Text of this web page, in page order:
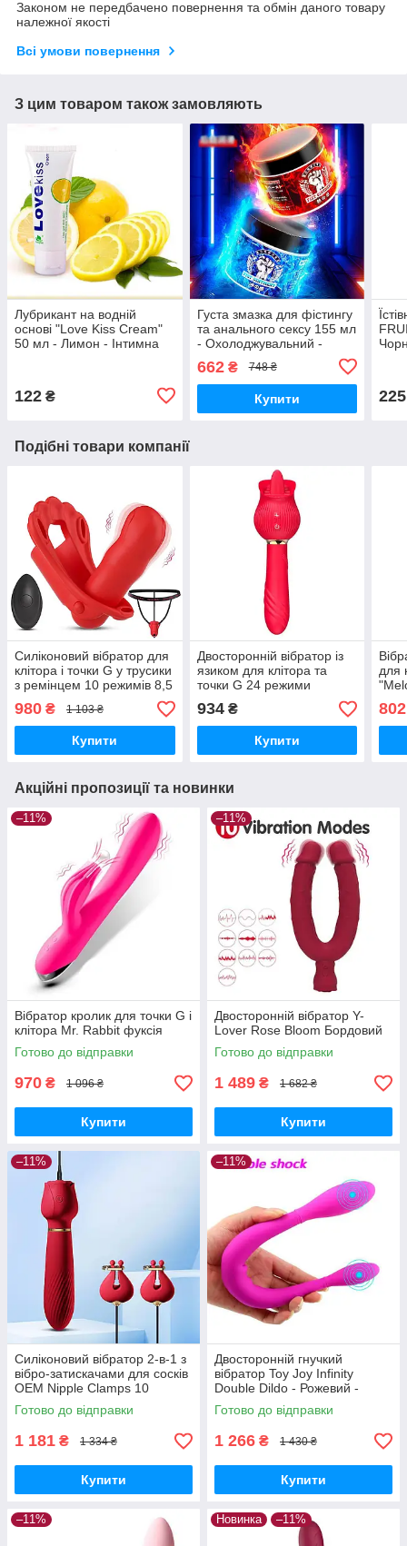
Законом не передбачено повернення та обмін даного товару
належної якості
Всі умови повернення
З цим товаром також замовляють
Лубрикант на водній
основі "Love Kiss Cream"
50 мл - Лимон - Інтимна
122 ₴
Густа змазка для фістингу
та анального сексу 155 мл
- Охолоджувальний -
662₴ 748 ₴
Купити 225
Подібні товари компанії
Силіконовий вібратор для
клітора і точки G у трусики
з ремінцем 10 режимів 8,5
см Червоний
980 ₴ 1 103 ₴
Купити
Двосторонній вібратор із
язиком для клітора та
точки G 24 режими
вібратори Червоний
934₴
Купити
для
802
Акційні пропозиції та новинки
–11%
Вібратор кролик для точки G і
клітора Mr. Rabbit фуксія
Готово до відправки
970 ₴ 1 096 ₴
Купити
–11%
Двосторонній вібратор Y-
Lover Rose Bloom Бордовий
Готово до відправки
1 489 ₴ 1 682 ₴
Купити
–11%
Силіконовий вібратор 2-в-1 з
вібро-затискачами для сосків
OEM Nipple Clamps 10
режимів Рожевий
Готово до відправки
1 181 ₴ 1 334 ₴
Купити
–11%
Двосторонній гнучкий
вібратор Toy Joy Infinity
Double Dildo - Рожевий -
Вібратори
Готово до відправки
1 266 ₴ 1 430 ₴
Купити
–11% Новинка –11%